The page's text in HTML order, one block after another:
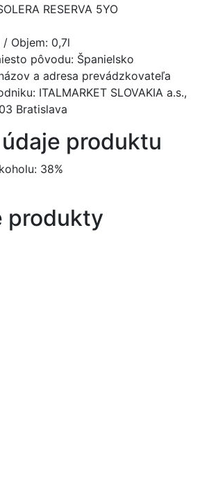
RESERVA 5YO
Objem: 0,7l
pôvodu: Španielsko
a adresa prevádzkovateľa
ITALMARKET SLOVAKIA a.s.,
Bratislava
produktu
38%
produkty